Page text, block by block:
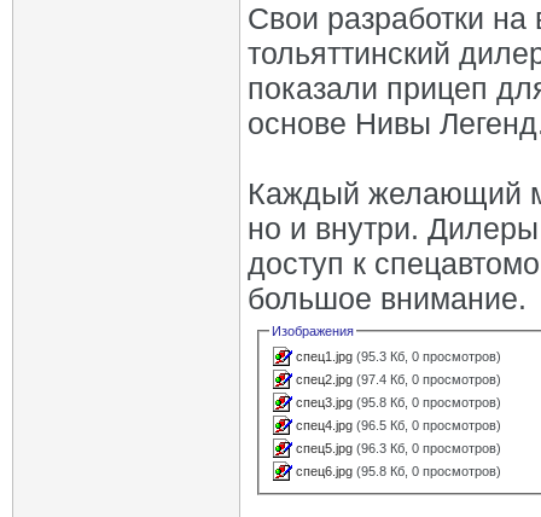
Свои разработки на
тольяттинский
показали прицеп
основе Нивы
Каждый желающий
но и внутри.
доступ к
большое внимание.
Изображения
спец1.jpg (95.3 Кб, 0 просмотров)
спец2.jpg (97.4 Кб, 0 просмотров)
спец3.jpg (95.8 Кб, 0 просмотров)
спец4.jpg (96.5 Кб, 0 просмотров)
спец5.jpg (96.3 Кб, 0 просмотров)
спец6.jpg (95.8 Кб, 0 просмотров)